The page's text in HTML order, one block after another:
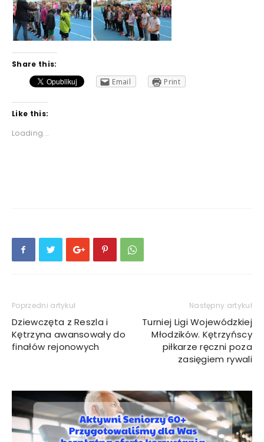
Share this:
Email
Print
Like this:
Loading...
Poprzedni artykuł
Dziewczęta z Reszla i
Kętrzyna awansowały do
finałów rejonowych
Następny artykuł
Turniej Ligi Wojewódzkiej
Młodzików. Kętrzyńscy
piłkarze ręczni poza
zasięgiem rywali